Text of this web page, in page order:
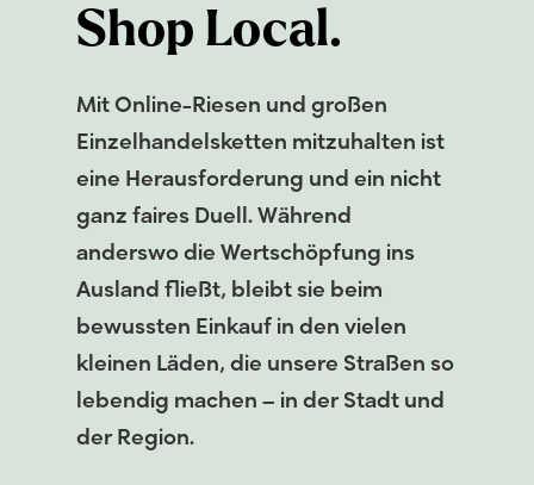
Shop Local.
Mit Online-Riesen und großen
Einzelhandelsketten mitzuhalten ist
eine Herausforderung und ein nicht
ganz faires Duell. Während
anderswo die Wertschöpfung ins
Ausland fließt, bleibt sie beim
bewussten Einkauf in den vielen
kleinen Läden, die unsere Straßen so
lebendig machen – in der Stadt und
der Region.